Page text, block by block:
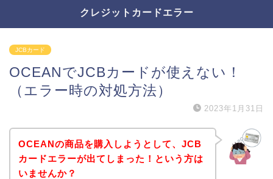
クレジットカードエラー
JCBカード
OCEANでJCBカードが使えない！
（エラー時の対処方法）
2023年1月31日
OCEANの商品を購入しようとして、JCB
カードエラーが出てしまった！という方は
いませんか？